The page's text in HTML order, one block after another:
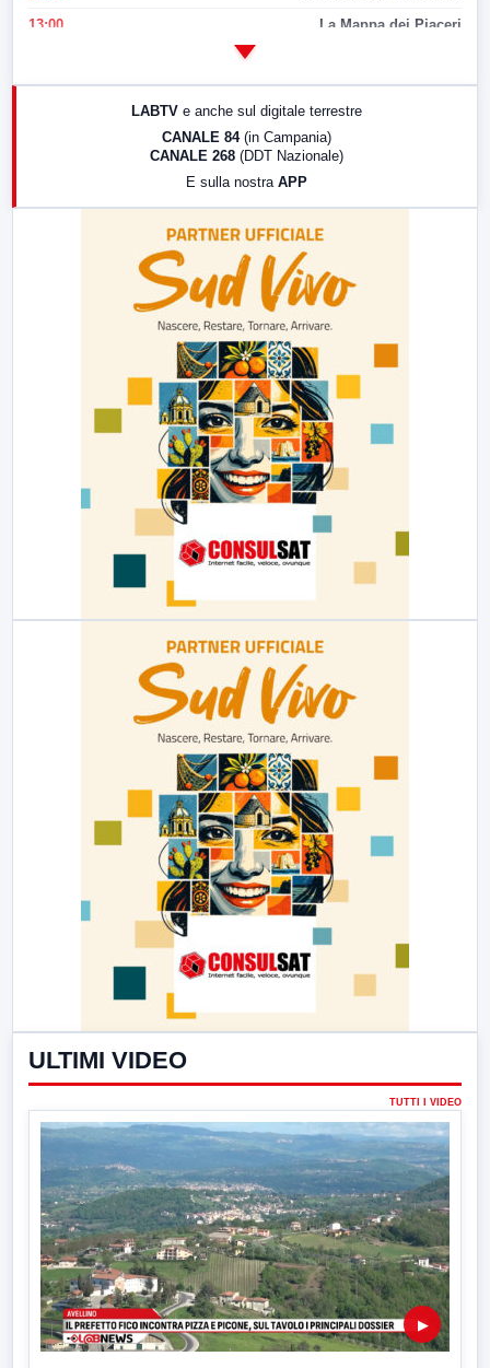
13:00 La Mappa dei Piaceri
17:00 LabNews (replica)
LABTV e anche sul digitale terrestre
CANALE 84 (in Campania)
CANALE 268 (DDT Nazionale)
E sulla nostra APP
ULTIMI VIDEO
TUTTI I VIDEO
▶